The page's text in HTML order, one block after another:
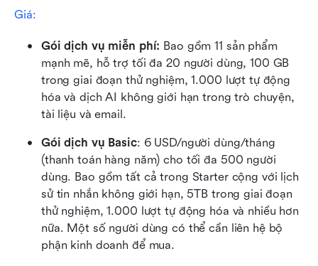
Giá:
Gói dịch vụ miễn phí: Bao gồm 11 sản phẩm
mạnh mẽ, hỗ trợ tối đa 20 người dùng, 100 GB
trong giai đoạn thử nghiệm, 1.000 lượt tự động
hóa và dịch AI không giới hạn trong trò chuyện,
tài liệu và email.
Gói dịch vụ Basic: 6 USD/người dùng/tháng
(thanh toán hàng năm) cho tối đa 500 người
dùng. Bao gồm tất cả trong Starter cộng với lịch
sử tin nhắn không giới hạn, 5TB trong giai đoạn
thử nghiệm, 1.000 lượt tự động hóa và nhiều hơn
nữa. Một số người dùng có thể cần liên hệ bộ
phận kinh doanh để mua.